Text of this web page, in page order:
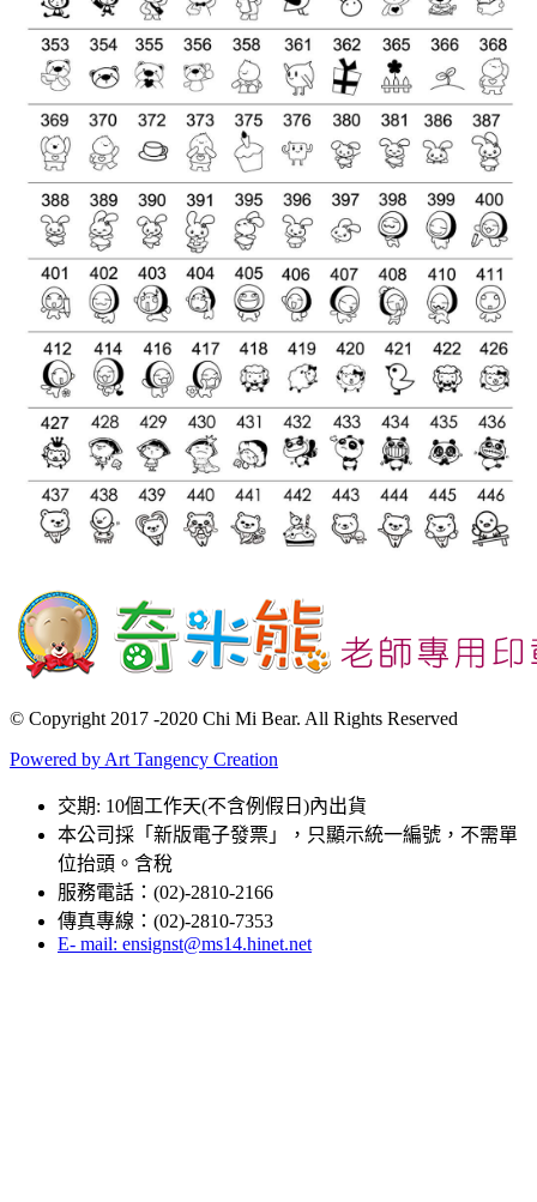
© Copyright 2017 -2020 Chi Mi Bear. All Rights Reserved
Powered by Art Tangency Creation
交期: 10個工作天(不含例假日)內出貨
本公司採「新版電子發票」，只顯示統一編號，不需單
位抬頭。含稅
服務電話：(02)-2810-2166
傳真專線：(02)-2810-7353
E- mail: ensignst@ms14.hinet.net